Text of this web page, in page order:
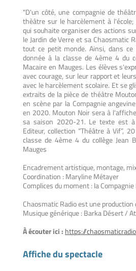
"D'un côté, une compagnie de
thèâtre sur le harcèlement à
qui souhaite organiser des actions
le Jardin de Verre et sa Chaosmatic
tout ce petit monde. Ainsi, dans ce
donnée à la classe de 4ème 4 du
Macaire en Mauges. Les élèves
avec courage, sur leur rapport et
avec le harcèlement scolaire. Et se
extraits de la pièce de théâtre
en scène par la Compagnie
en 2020. Mouton Noir sera à
sa saison 2020-21. Le texte est à
Editeur, collection “Théâtre à Vif”,
classe de 4ème 4 du collège Jean
Mauges
Encadrement artistique, montage,
Coordination : Maryline Métayer
Complices du moment : la
Chaosmatic Radio est une production
Musique générique : Barka Désert /
À écouter ici : https://
Affiche du spectacle